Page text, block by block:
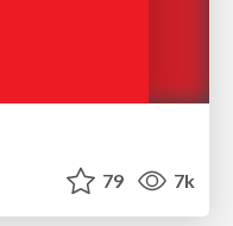
79 7k